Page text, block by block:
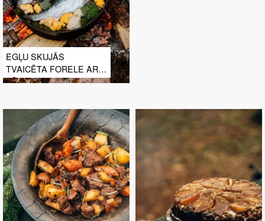
EGĻU SKUJĀS
TVAICĒTA FORELE AR
DĀRZEŅIEM